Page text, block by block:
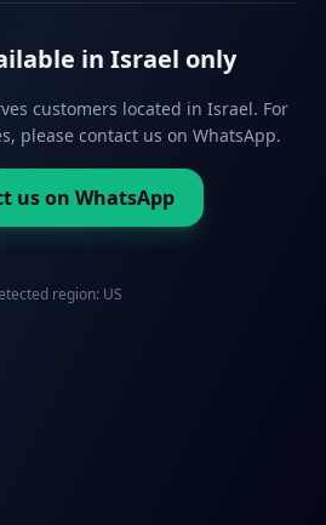
in Israel only
customers located in Israel. For
please contact us on WhatsApp.
us on WhatsApp
region: US